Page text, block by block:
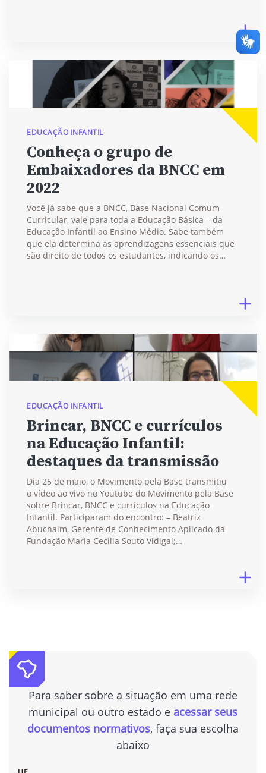
EDUCAÇÃO INFANTIL
Conheça o grupo de
Embaixadores da BNCC em
2022
Você já sabe que a BNCC, Base Nacional Comum
Curricular, vale para toda a Educação Básica – da
Educação Infantil ao Ensino Médio. Sabe também
que ela determina as aprendizagens essenciais que
são direito de todos os estudantes, indicando os…
EDUCAÇÃO INFANTIL
Brincar, BNCC e currículos
na Educação Infantil:
destaques da transmissão
Dia 25 de maio, o Movimento pela Base transmitiu
o vídeo ao vivo no Youtube do Movimento pela Base
sobre Brincar, BNCC e currículos na Educação
Infantil. Participaram do encontro: – Beatriz
Abuchaim, Gerente de Conhecimento Aplicado da
Fundação Maria Cecilia Souto Vidigal;…
Para saber sobre a situação em uma rede
municipal ou outro estado e acessar seus
documentos normativos, faça sua escolha
abaixo